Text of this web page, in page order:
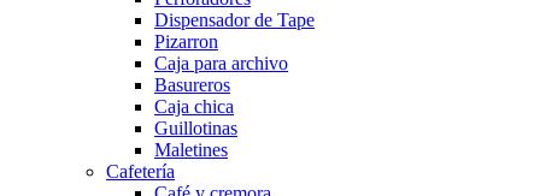
Dispensador de Tape
Pizarron
Caja para archivo
Basureros
Caja chica
Guillotinas
Maletines
Cafetería